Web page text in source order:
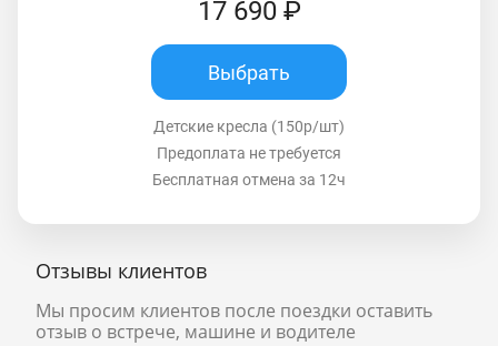
17 690 ₽
Выбрать
Детские кресла (150р/шт)
Предоплата не требуется
Бесплатная отмена за 12ч
Отзывы клиентов
Мы просим клиентов после поездки оставить
отзыв о встрече, машине и водителе